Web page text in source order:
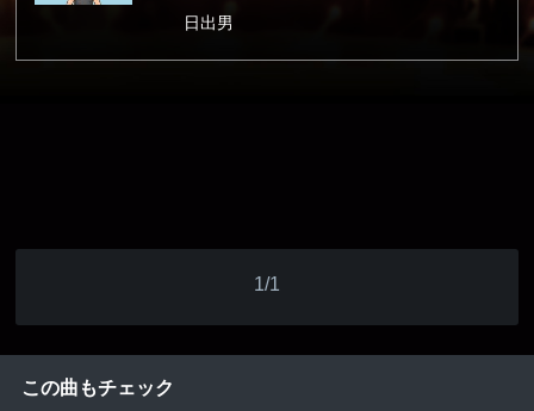
日出男
1/1
この曲もチェック